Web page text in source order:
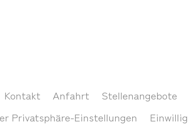
Kontakt Anfahrt Stellenangebote
Privatsphäre-Einstellungen